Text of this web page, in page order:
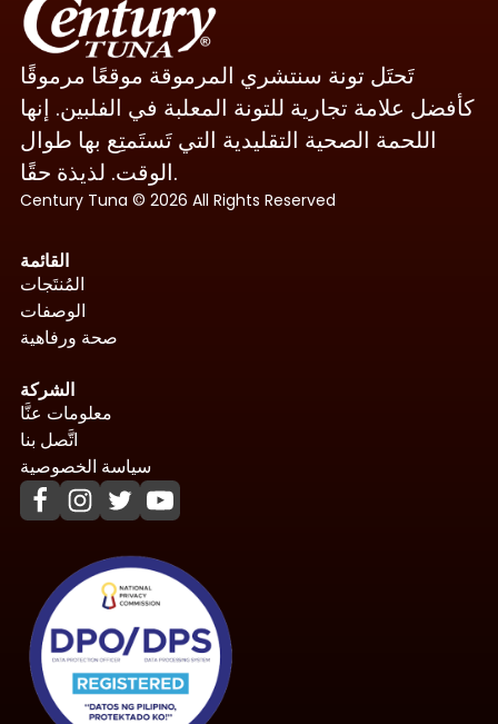
تَحتَل تونة سنتشري المرموقة موقعًا مرموقًا
كأفضل علامة تجارية للتونة المعلبة في الفلبين. إنها
اللحمة الصحية التقليدية التي تَستَمتِع بها طوال
الوقت. لذيذة حقًا.
Century Tuna © 2026 All Rights Reserved
القائمة
المُنتَجات
الوصفات
صحة ورفاهية
الشركة
معلومات عنَّا
اتَّصل بنا
سياسة الخصوصية